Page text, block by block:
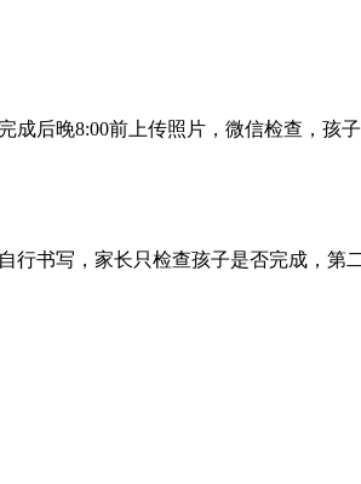
成后晚8:00前上传照片，微信检查，孩
行书写，家长只检查孩子是否完成，第